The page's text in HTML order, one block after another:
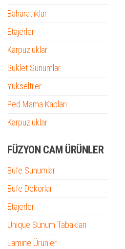
Baharatlıklar
Etajerler
Karpuzluklar
Buklet Sunumlar
Yükseltiler
Ped Mama Kapları
Karpuzluklar
FÜZYON CAM ÜRÜNLER
Büfe Sunumlar
Büfe Dekorları
Etajerler
Unique Sunum Tabakları
Lamine Ürünler